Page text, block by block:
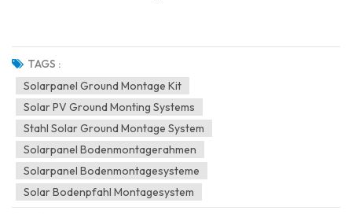
TAGS :
Solarpanel Ground Montage Kit
Solar PV Ground Monting Systems
Stahl Solar Ground Montage System
Solarpanel Bodenmontagerahmen
Solarpanel Bodenmontagesysteme
Solar Bodenpfahl Montagesystem